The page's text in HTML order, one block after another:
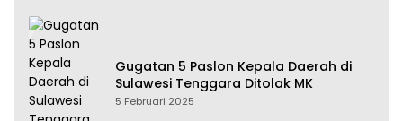
Gugatan 5 Paslon Kepala Daerah di
Sulawesi Tenggara Ditolak MK
5 Februari 2025